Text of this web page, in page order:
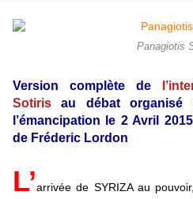
Panagiotis
Version complète de
Sotiris au débat organisé
l’émancipation le 2 Avril
de Fréderic Lordon
L’arrivée de SYRIZA au